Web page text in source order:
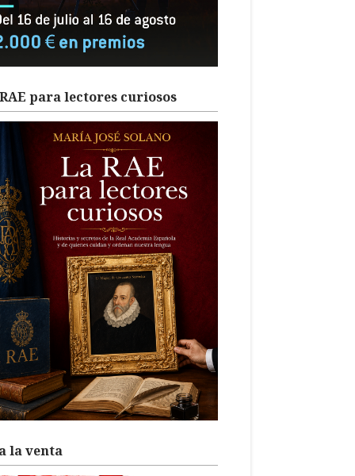
para lectores curiosos
la venta